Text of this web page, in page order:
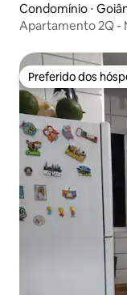
Condomínio ⋅
Apartamento 2Q -
Preferido dos
Preferido dos